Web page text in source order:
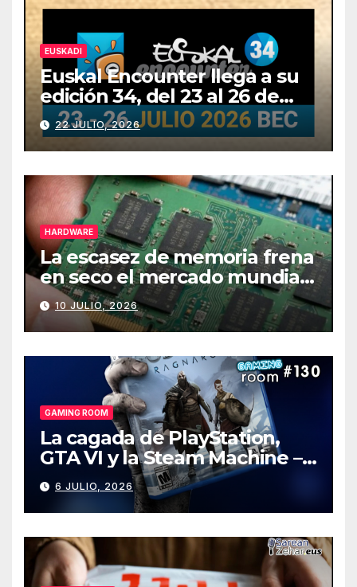
EUSKADI
Euskal Encounter llega a su
edición 34, del 23 al 26 de
julio
22 JULIO, 2026
HARDWARE
La escasez de memoria frena
en seco el mercado mundial
de PCs
10 JULIO, 2026
GAMING ROOM
La cagada de PlayStation,
GTA VI y la Steam Machine –
Gaming Room #130
6 JULIO, 2026